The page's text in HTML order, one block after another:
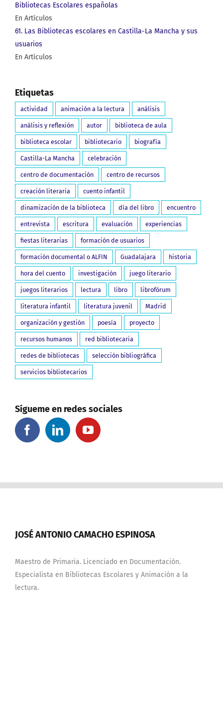
Bibliotecas Escolares españolas
En Artículos
61. Las Bibliotecas escolares en Castilla-La Mancha y sus
usuarios
En Artículos
Etiquetas
actividad animación a la lectura análisis
análisis y reflexión autor biblioteca de aula
biblioteca escolar bibliotecario biografía
Castilla-La Mancha celebración
centro de documentación centro de recursos
creación literaria cuento infantil
dinamización de la biblioteca día del libro encuentro
entrevista escritura evaluación experiencias
fiestas literarias formación de usuarios
formación documental o ALFIN Guadalajara historia
hora del cuento investigación juego literario
juegos literarios lectura libro librofórum
literatura infantil literatura juvenil Madrid
organización y gestión poesía proyecto
recursos humanos red bibliotecaria
redes de bibliotecas selección bibliográfica
servicios bibliotecarios
Sígueme en redes sociales
JOSÉ ANTONIO CAMACHO ESPINOSA
Maestro de Primaria. Licenciado en Documentación.
Especialista en Bibliotecas Escolares y Animación a la
lectura.